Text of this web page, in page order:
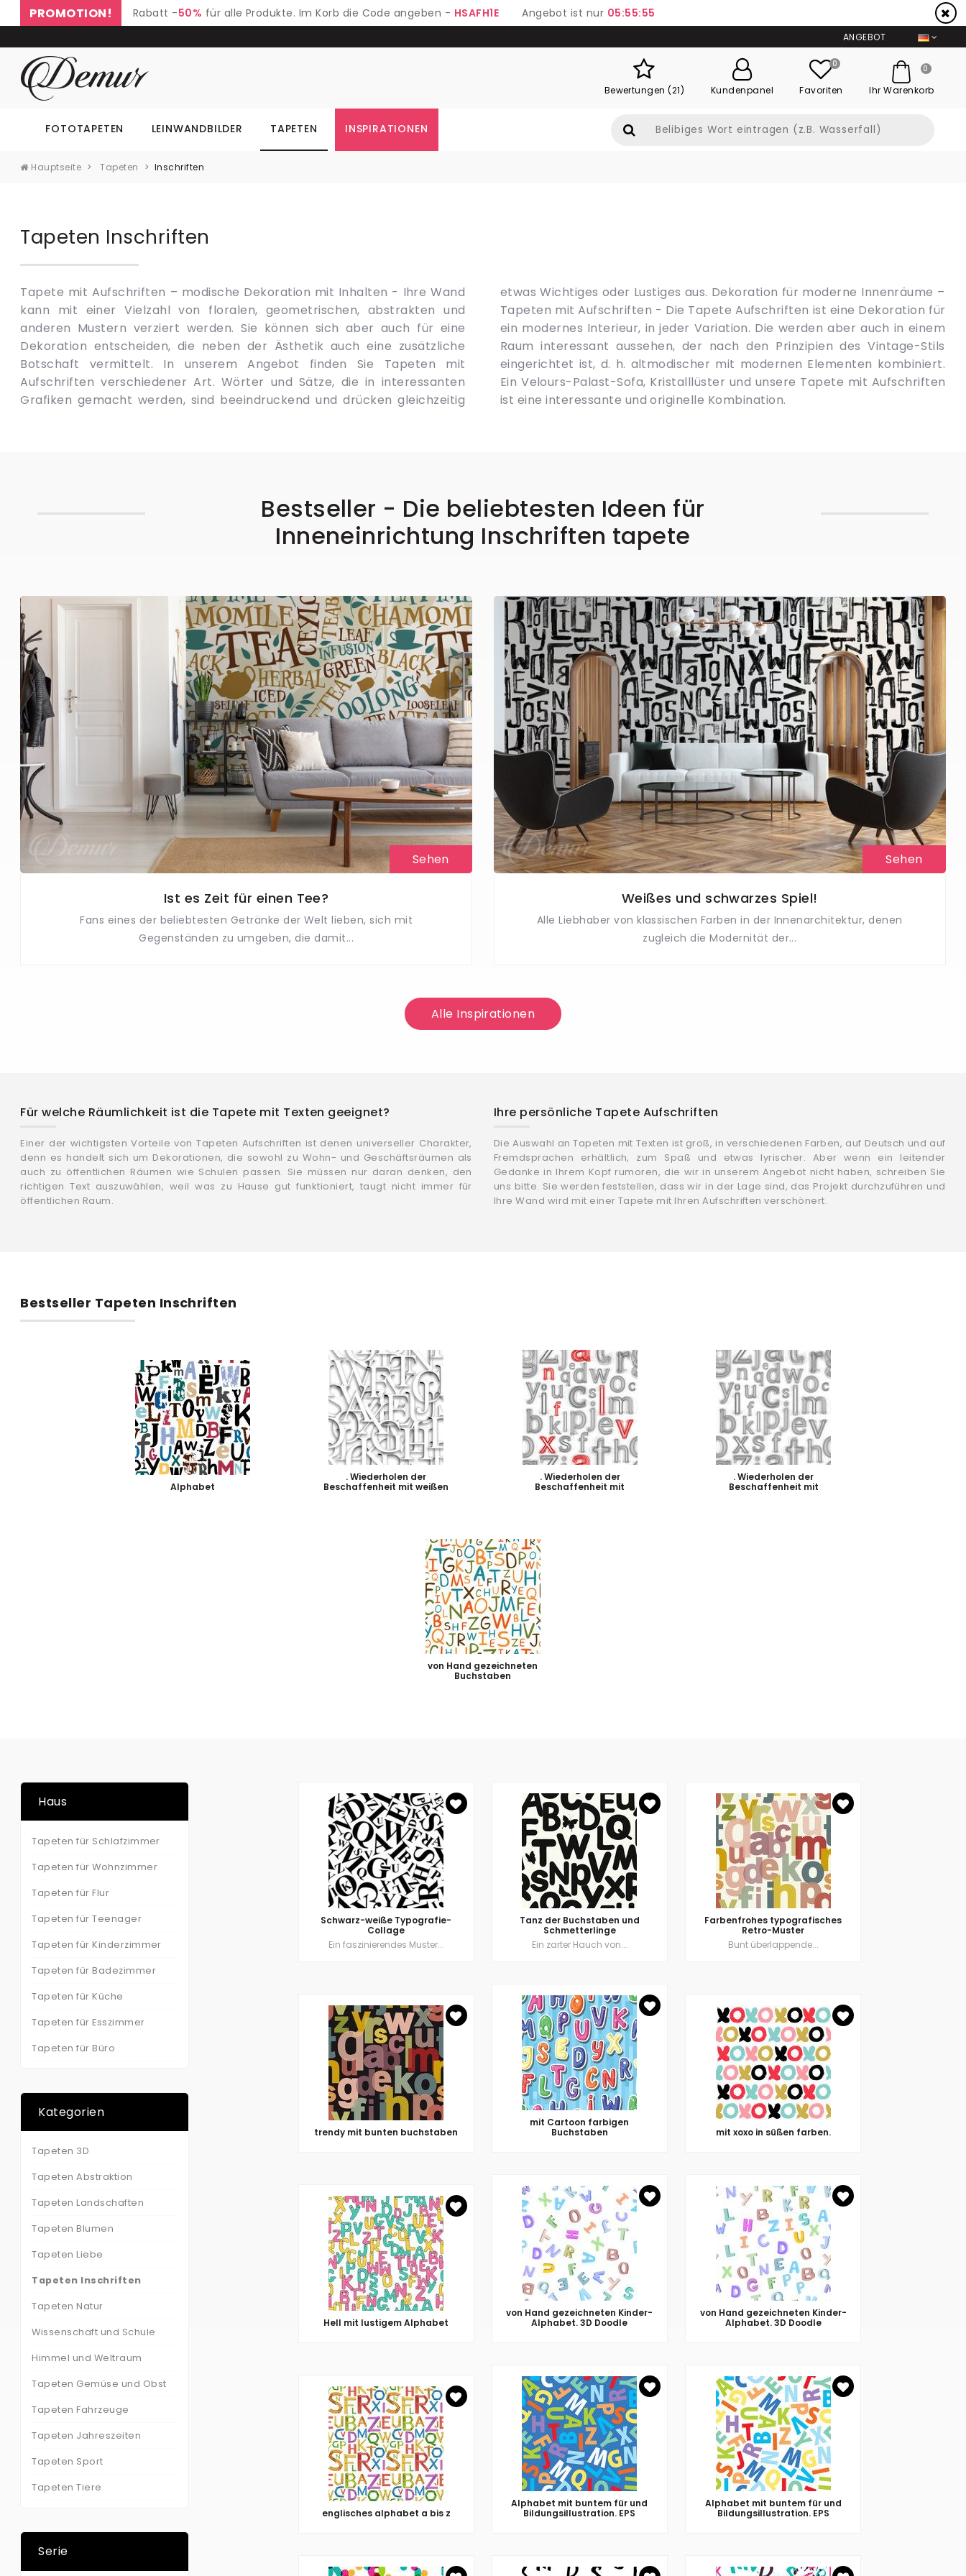
PROMOTION! Rabatt -50% für alle Produkte. Im Korb die Code angeben - HSAFH1E Angebot ist nur 05:55:54
ANGEBOT
Bewertungen (21) Kundenpanel
0
Favoriten
0
Ihr Warenkorb
FOTOTAPETEN LEINWANDBILDER TAPETEN INSPIRATIONEN
Hauptseite Tapeten Inschriften
Tapeten Inschriften
Tapete mit Aufschriften – modische Dekoration mit Inhalten - Ihre Wand
kann mit einer Vielzahl von floralen, geometrischen, abstrakten und
anderen Mustern verziert werden. Sie können sich aber auch für eine
Dekoration entscheiden, die neben der Ästhetik auch eine zusätzliche
Botschaft vermittelt. In unserem Angebot finden Sie Tapeten mit
Aufschriften verschiedener Art. Wörter und Sätze, die in interessanten
Grafiken gemacht werden, sind beeindruckend und drücken gleichzeitig
etwas Wichtiges oder Lustiges aus. Dekoration für moderne Innenräume –
Tapeten mit Aufschriften - Die Tapete Aufschriften ist eine Dekoration für
ein modernes Interieur, in jeder Variation. Die werden aber auch in einem
Raum interessant aussehen, der nach den Prinzipien des Vintage-Stils
eingerichtet ist, d. h. altmodischer mit modernen Elementen kombiniert.
Ein Velours-Palast-Sofa, Kristalllüster und unsere Tapete mit Aufschriften
ist eine interessante und originelle Kombination.
Bestseller - Die beliebtesten Ideen für
Inneneinrichtung Inschriften tapete
Sehen
Ist es Zeit für einen Tee?
Fans eines der beliebtesten Getränke der Welt lieben, sich mit
Gegenständen zu umgeben, die damit...
Sehen
Weißes und schwarzes Spiel!
Alle Liebhaber von klassischen Farben in der Innenarchitektur, denen
zugleich die Modernität der...
Alle Inspirationen
Für welche Räumlichkeit ist die Tapete mit Texten geeignet?
Einer der wichtigsten Vorteile von Tapeten Aufschriften ist denen universeller Charakter,
denn es handelt sich um Dekorationen, die sowohl zu Wohn- und Geschäftsräumen als
auch zu öffentlichen Räumen wie Schulen passen. Sie müssen nur daran denken, den
richtigen Text auszuwählen, weil was zu Hause gut funktioniert, taugt nicht immer für
öffentlichen Raum.
Ihre persönliche Tapete Aufschriften
Die Auswahl an Tapeten mit Texten ist groß, in verschiedenen Farben, auf Deutsch und auf
Fremdsprachen erhältlich, zum Spaß und etwas lyrischer. Aber wenn ein leitender
Gedanke in Ihrem Kopf rumoren, die wir in unserem Angebot nicht haben, schreiben Sie
uns bitte. Sie werden feststellen, dass wir in der Lage sind, das Projekt durchzuführen und
Ihre Wand wird mit einer Tapete mit Ihren Aufschriften verschönert.
Bestseller Tapeten Inschriften
Alphabet
. Wiederholen der
Beschaffenheit mit weißen
. Wiederholen der
Beschaffenheit mit
. Wiederholen der
Beschaffenheit mit
von Hand gezeichneten
Buchstaben
Haus
Tapeten für Schlafzimmer
Tapeten für Wohnzimmer
Tapeten für Flur
Tapeten für Teenager
Tapeten für Kinderzimmer
Tapeten für Badezimmer
Tapeten für Küche
Tapeten für Esszimmer
Tapeten für Büro
Kategorien
Tapeten 3D
Tapeten Abstraktion
Tapeten Landschaften
Tapeten Blumen
Tapeten Liebe
Tapeten Inschriften
Tapeten Natur
Wissenschaft und Schule
Himmel und Weltraum
Tapeten Gemüse und Obst
Tapeten Fahrzeuge
Tapeten Jahreszeiten
Tapeten Sport
Tapeten Tiere
Serie
Schwarz-weiße Typografie-
Collage
Ein faszinierendes Muster...
Tanz der Buchstaben und
Schmetterlinge
Ein zarter Hauch von...
Farbenfrohes typografisches
Retro-Muster
Bunt überlappende...
trendy mit bunten buchstaben
mit Cartoon farbigen
Buchstaben
mit xoxo in süßen farben.
Hell mit lustigem Alphabet
von Hand gezeichneten Kinder-
Alphabet. 3D Doodle
von Hand gezeichneten Kinder-
Alphabet. 3D Doodle
englisches alphabet a bis z
Alphabet mit buntem für und
Bildungsillustration. EPS
Alphabet mit buntem für und
Bildungsillustration. EPS